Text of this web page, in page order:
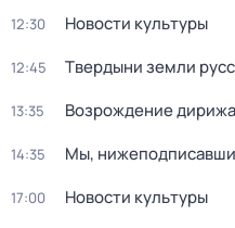
12:30 Новости культуры
12:45 Твердыни земли
13:35 Возрождение
14:35 Мы,
17:00 Новости культуры